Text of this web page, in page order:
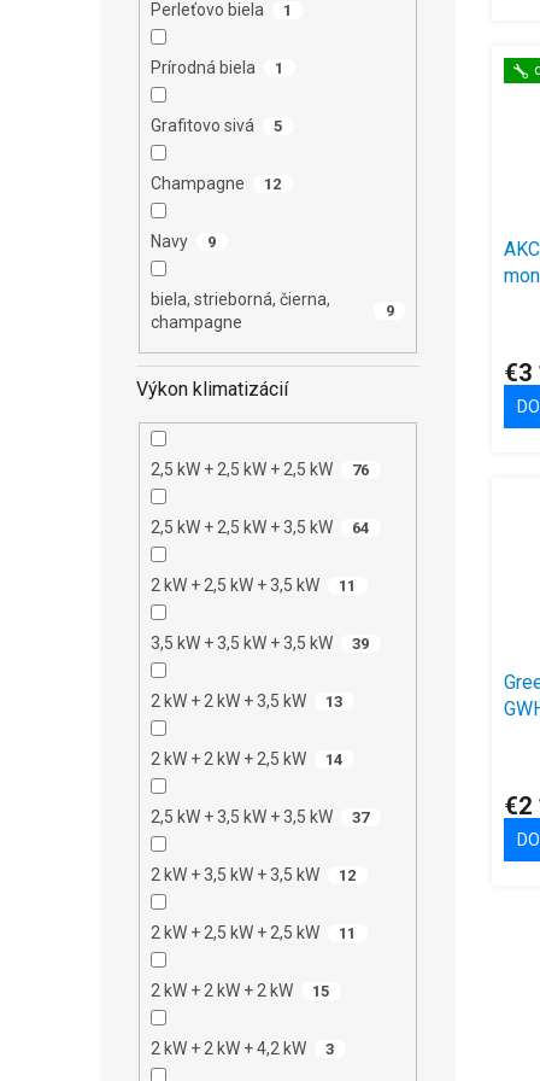
Perleťovo biela 1
Prírodná biela 1
Grafitovo sivá 5
Champagne 12
Navy 9
biela, strieborná, čierna,
champagne
9
Výkon klimatizácií
2,5 kW + 2,5 kW + 2,5 kW 76
2,5 kW + 2,5 kW + 3,5 kW 64
2 kW + 2,5 kW + 3,5 kW 11
3,5 kW + 3,5 kW + 3,5 kW 39
2 kW + 2 kW + 3,5 kW 13
2 kW + 2 kW + 2,5 kW 14
2,5 kW + 3,5 kW + 3,5 kW 37
2 kW + 3,5 kW + 3,5 kW 12
2 kW + 2,5 kW + 2,5 kW 11
2 kW + 2 kW + 2 kW 15
2 kW + 2 kW + 4,2 kW 3
€3
€2